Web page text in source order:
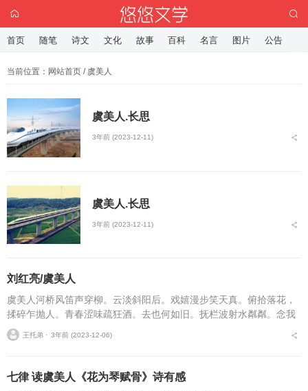
当前位置： 网站首页 / 虞美人
虞美人.长思
3年前 (2023-12-11)
虞美人.长思
3年前 (2023-12-11)
刘红亮/虞美人
虞美人河桥风笛声穿柳。云淡斜阳后。戏嬉漫步笑天真。俯拾落花，
揉碎乍抛人。青春涩味疏狂酒。去也何如旧。抚栏波射水粼粼。念我
而今，谁惜满衣尘。...
王托弟 ⋅ 3年前 (2023-12-06)
七律 读虞美人《花为琴赋骨》诗有感
首页 随笔 诗文 文化 故事 百科 名言 图片 公告